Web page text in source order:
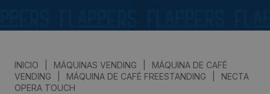
INICIO MÁQUINAS VENDING
MÁQUINA DE CAFÉ
VENDING
MÁQUINA DE CAFÉ FREESTANDING
NECTA
OPERA TOUCH